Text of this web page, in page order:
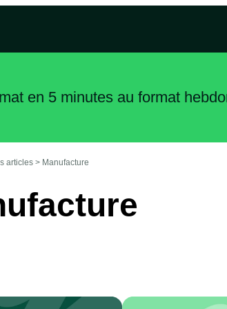
en 5 minutes au format
articles > Manufacture